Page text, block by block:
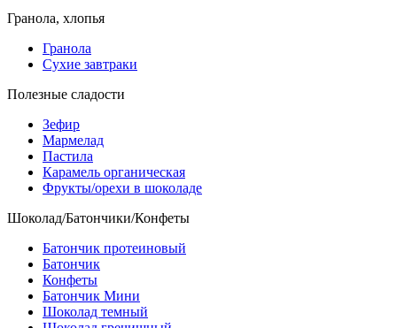
Гранола, хлопья
Гранола
Сухие завтраки
Полезные сладости
Зефир
Мармелад
Пастила
Карамель органическая
Фрукты/орехи в шоколаде
Шоколад/Батончики/Конфеты
Батончик протеиновый
Батончик
Конфеты
Батончик Мини
Шоколад темный